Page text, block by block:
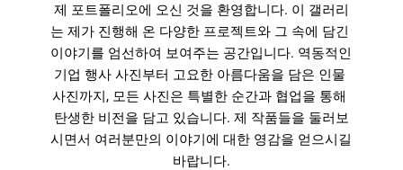
제 포트폴리오에 오신 것을 환영합니다. 이 갤러리
는 제가 진행해 온 다양한 프로젝트와 그 속에 담긴
이야기를 엄선하여 보여주는 공간입니다. 역동적인
기업 행사 사진부터 고요한 아름다움을 담은 인물
사진까지, 모든 사진은 특별한 순간과 협업을 통해
탄생한 비전을 담고 있습니다. 제 작품들을 둘러보
시면서 여러분만의 이야기에 대한 영감을 얻으시길
바랍니다.